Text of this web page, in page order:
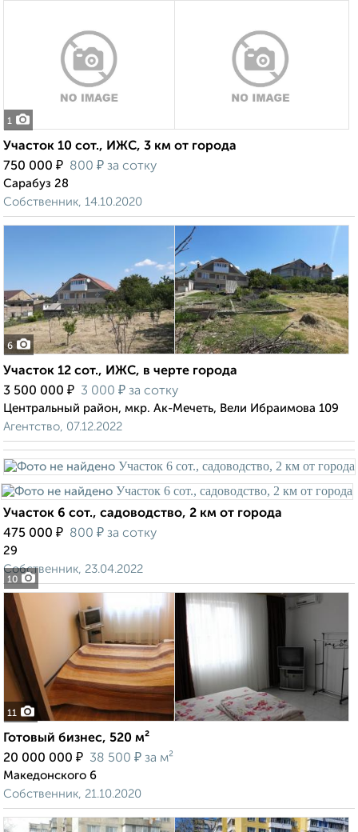
1
Участок 10 сот., ИЖС, 3 км от города
750 000 ₽ 800 ₽ за сотку
Сарабуз 28
Собственник, 14.10.2020
6
Участок 12 сот., ИЖС, в черте города
3 500 000 ₽ 3 000 ₽ за сотку
Центральный район, мкр. Ак-Мечеть, Вели Ибраимова 109
Агентство, 07.12.2022
10
Участок 6 сот., садоводство, 2 км от города
475 000 ₽ 800 ₽ за сотку
29
Собственник, 23.04.2022
11
Готовый бизнес, 520 м²
20 000 000 ₽ 38 500 ₽ за м²
Македонского 6
Собственник, 21.10.2020